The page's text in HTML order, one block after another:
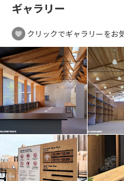
ギャラリー
クリックでギャラリーをお